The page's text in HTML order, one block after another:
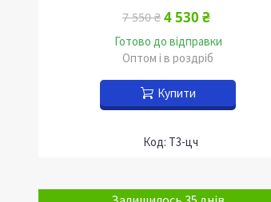
7 550 ₴ 4 530 ₴
Готово до відправки
Оптом і в роздріб
Купити
Т3-цч